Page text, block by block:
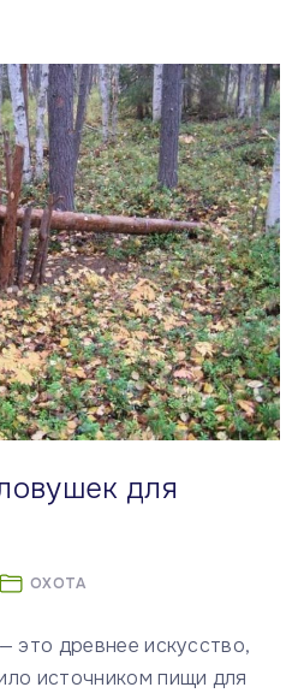
для
ОХОТА
это древнее искусство,
источником пищи для